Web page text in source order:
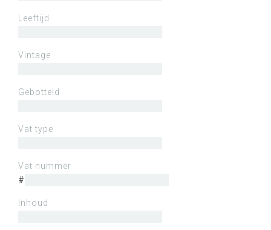
Leeftijd
Vintage
Gebotteld
Vat type
Vat nummer
#
Inhoud